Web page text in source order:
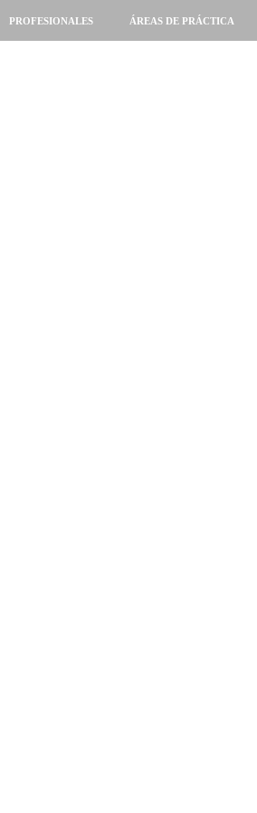
PROFESIONALES ÁREAS DE PRÁCTICA